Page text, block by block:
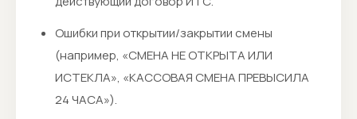
Ошибки при открытии/закрытии смены
(например, «СМЕНА НЕ ОТКРЫТА ИЛИ
ИСТЕКЛА», «КАССОВАЯ СМЕНА ПРЕВЫСИЛА
24 ЧАСА»).